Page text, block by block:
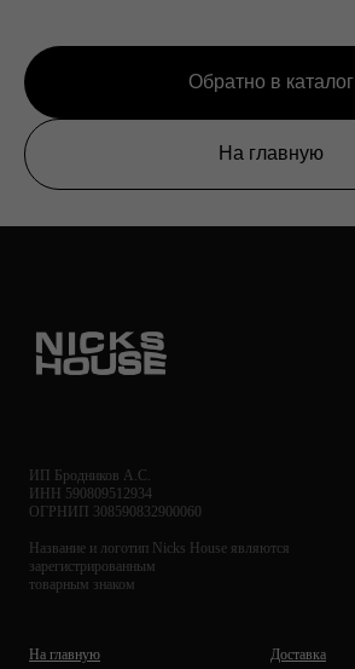
Обратно в каталог
На главную
ИП Бродников А.С.
ИНН 590809512934
ОГРНИП 308590832900060
Название и логотип Nicks House являются
зарегистрированным
товарным знаком
На главную Доставка